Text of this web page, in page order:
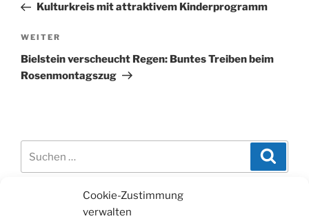
Cookie-Zustimmung
verwalten
Beitrag
Kulturkreis mit attraktivem Kinderprogramm
Nächster
Beitrag
WEITER
Bielstein verscheucht Regen: Buntes Treiben beim
Rosenmontagszug
nach: